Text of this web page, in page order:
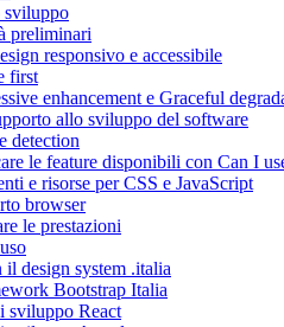
sviluppo
preliminari
responsivo e accessibile
first
enhancement e Graceful
allo sviluppo del software
detection
le feature disponibili con Can I
e risorse per CSS e JavaScript
browser
le prestazioni
design system .italia
Bootstrap Italia
sviluppo React